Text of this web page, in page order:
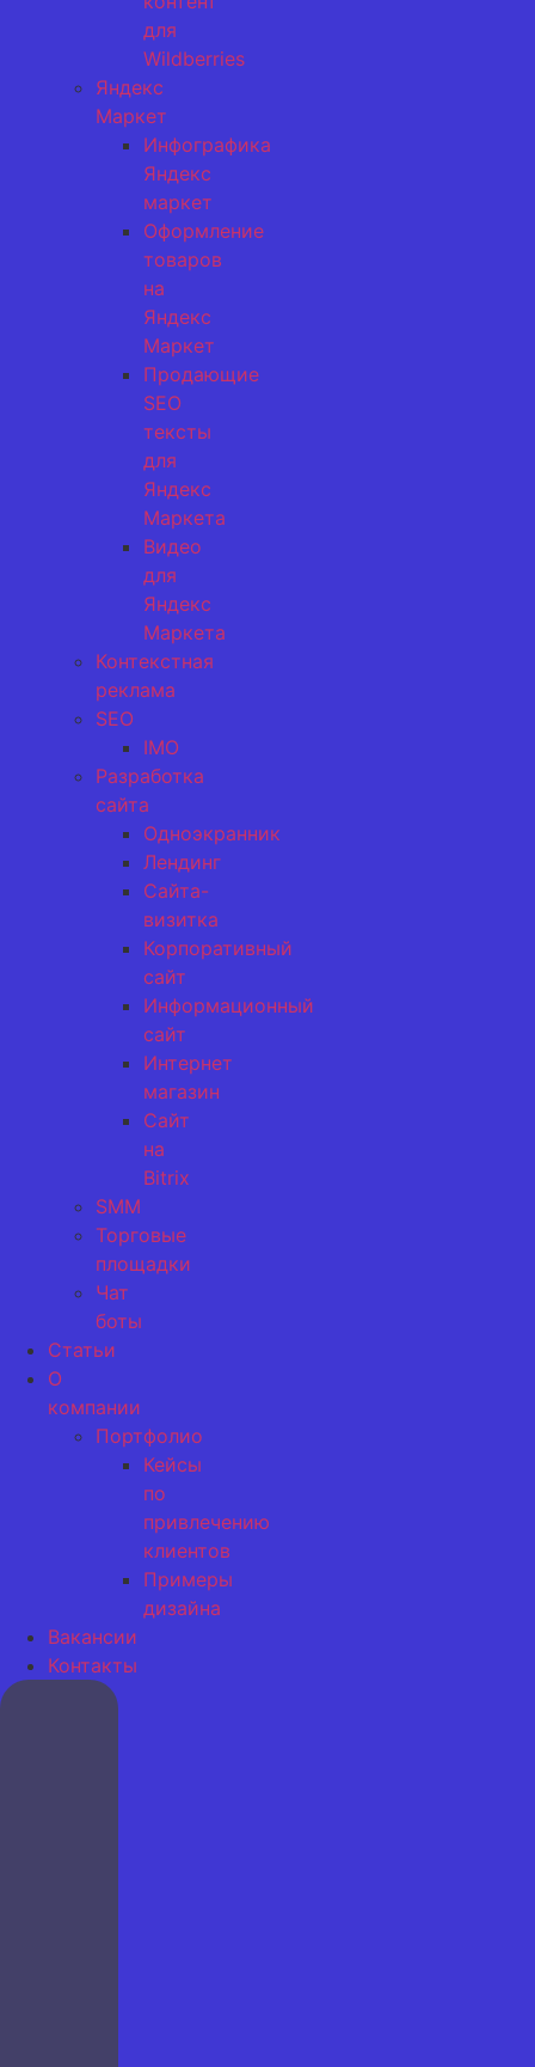
для
Wildberries
Яндекс
Маркет
Инфографика
Яндекс
маркет
Оформление
товаров
на
Яндекс
Маркет
Продающие
SEO
тексты
для
Яндекс
Маркета
Видео
для
Яндекс
Маркета
Контекстная
реклама
SEO
IMO
Разработка
сайта
Одноэкранник
Лендинг
Сайта-
визитка
Корпоративный
сайт
Информационный
сайт
Интернет
магазин
Сайт
на
Bitrix
SMM
Торговые
площадки
Чат
боты
Статьи
О
компании
Портфолио
Кейсы
по
привлечению
клиентов
Примеры
дизайна
Вакансии
Контакты